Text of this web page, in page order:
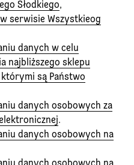
Słodkiego,
serwisie Wszystkieog
danych w celu
najbliższego sklepu
są Państwo
danych osobowych za
.
danych osobowych na